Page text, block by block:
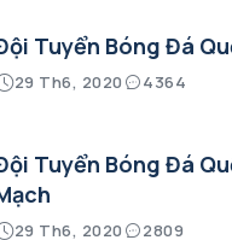
Tuyển Bóng Đá
29 Th6, 2020 4364
Tuyển Bóng Đá
29 Th6, 2020 2809